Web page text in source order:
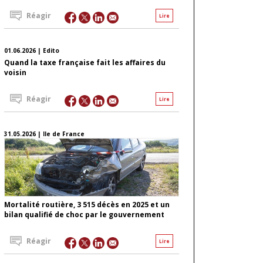
Lire
Réagir
01.06.2026 | Edito
Quand la taxe française fait les affaires du
voisin
Lire
Réagir
31.05.2026 | Ile de France
Mortalité routière, 3 515 décès en 2025 et un
bilan qualifié de choc par le gouvernement
Lire
Réagir